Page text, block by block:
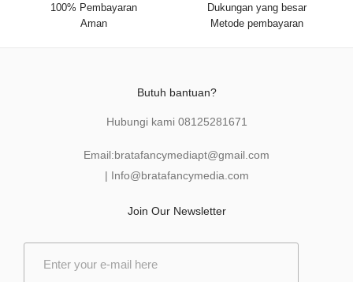
100% Pembayaran
Aman
Dukungan yang besar
Metode pembayaran
Butuh bantuan?
Hubungi kami 08125281671
Email:bratafancymediapt@gmail.com
| Info@bratafancymedia.com
Join Our Newsletter